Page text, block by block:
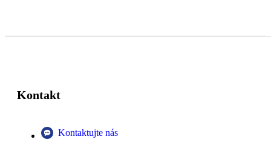
Kontakt
Kontaktujte nás